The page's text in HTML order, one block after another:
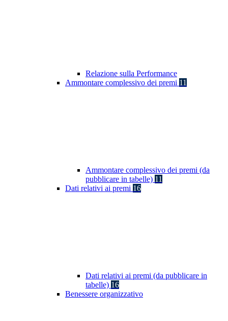
Relazione sulla Performance
Ammontare complessivo dei premi 11
Ammontare complessivo dei premi (da
pubblicare in tabelle) 11
Dati relativi ai premi 16
Dati relativi ai premi (da pubblicare in
tabelle) 16
Benessere organizzativo